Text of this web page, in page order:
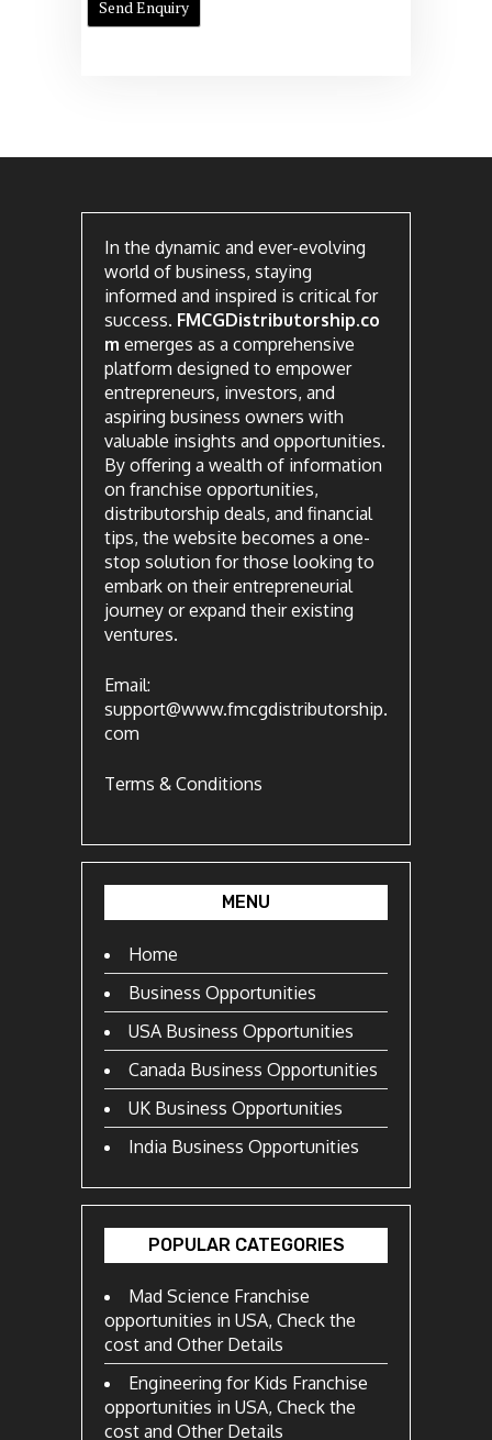
In the dynamic and ever-evolving
world of business, staying
informed and inspired is critical for
success. FMCGDistributorship.co
m emerges as a comprehensive
platform designed to empower
entrepreneurs, investors, and
aspiring business owners with
valuable insights and opportunities.
By offering a wealth of information
on franchise opportunities,
distributorship deals, and financial
tips, the website becomes a one-
stop solution for those looking to
embark on their entrepreneurial
journey or expand their existing
ventures.
Email:
support@www.fmcgdistributorship.
com
Terms & Conditions
MENU
Home
Business Opportunities
USA Business Opportunities
Canada Business Opportunities
UK Business Opportunities
India Business Opportunities
POPULAR CATEGORIES
Mad Science Franchise
opportunities in USA, Check the
cost and Other Details
Engineering for Kids Franchise
opportunities in USA, Check the
cost and Other Details